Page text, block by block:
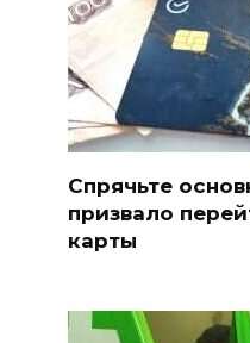
Спрячьте
призвало
карты